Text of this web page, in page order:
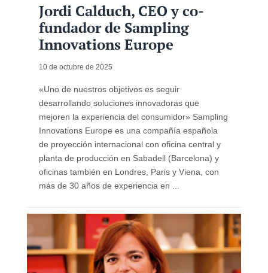
Jordi Calduch, CEO y co-
fundador de Sampling
Innovations Europe
10 de octubre de 2025
«Uno de nuestros objetivos es seguir
desarrollando soluciones innovadoras que
mejoren la experiencia del consumidor» Sampling
Innovations Europe es una compañía española
de proyección internacional con oficina central y
planta de producción en Sabadell (Barcelona) y
oficinas también en Londres, Paris y Viena, con
más de 30 años de experiencia en ...